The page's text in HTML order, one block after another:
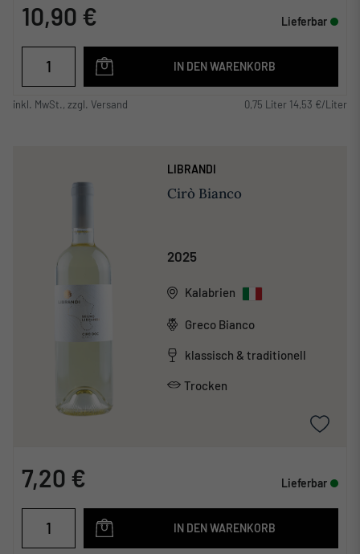
10,90 € Lieferbar
IN DEN WARENKORB
inkl. MwSt., zzgl. Versand 0,75 Liter 14,53 €/Liter
LIBRANDI
Cirò Bianco
2025
Kalabrien
Greco Bianco
klassisch & traditionell
Trocken
7,20 € Lieferbar
IN DEN WARENKORB